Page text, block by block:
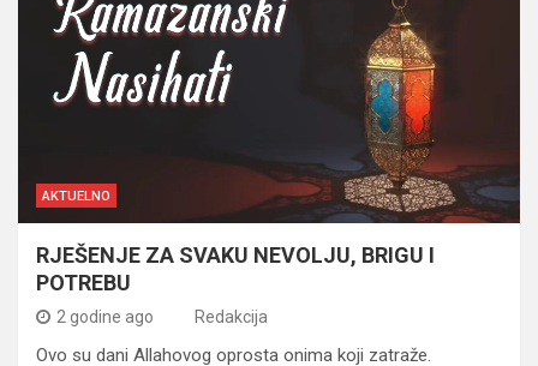
AKTUELNO
RJEŠENJE ZA SVAKU NEVOLJU, BRIGU I
POTREBU
2 godine ago Redakcija
Ovo su dani Allahovog oprosta onima koji zatraže.